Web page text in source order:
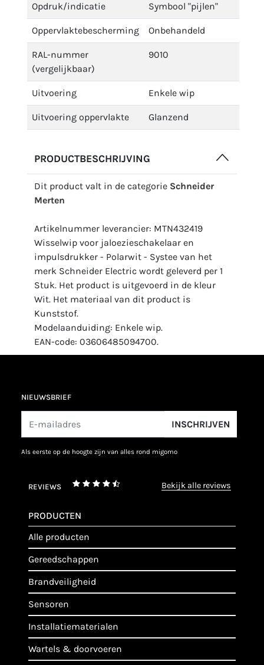
Opdruk/indicatie Symbool "pijlen"
Oppervlaktebescherming Onbehandeld
RAL-nummer
(vergelijkbaar)
9010
Uitvoering Enkele wip
Uitvoering oppervlakte Glanzend
PRODUCTBESCHRIJVING
Dit product valt in de categorie Schneider
Merten
Artikelnummer leverancier: MTN432419
Wisselwip voor jaloezieschakelaar en
impulsdrukker - Polarwit - Systee van het
merk Schneider Electric wordt geleverd per 1
Stuk. Het product is uitgevoerd in de kleur
Wit. Het materiaal van dit product is
Kunststof.
Modelaanduiding: Enkele wip.
EAN-code: 03606485094700.
NIEUWSBRIEF
INSCHRIJVEN
als eerste op de hoogte zijn van alles rond migomo
REVIEWS bekijk alle reviews
PRODUCTEN
alle producten
gereedschappen
brandveiligheid
sensoren
installatiematerialen
wartels & doorvoeren